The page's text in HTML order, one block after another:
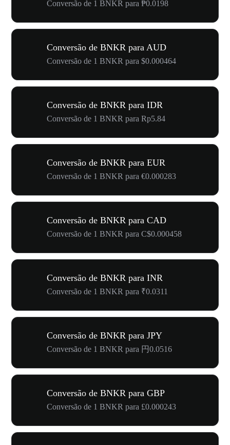
Conversão de 1 BNKR para ₱0.0198
Conversão de BNKR para AUD
Conversão de 1 BNKR para $0.000464
Conversão de BNKR para IDR
Conversão de 1 BNKR para Rp5.84
Conversão de BNKR para EUR
Conversão de 1 BNKR para €0.000283
Conversão de BNKR para CAD
Conversão de 1 BNKR para C$0.000458
Conversão de BNKR para INR
Conversão de 1 BNKR para ₹0.0311
Conversão de BNKR para JPY
Conversão de 1 BNKR para 円0.0516
Conversão de BNKR para GBP
Conversão de 1 BNKR para £0.000243